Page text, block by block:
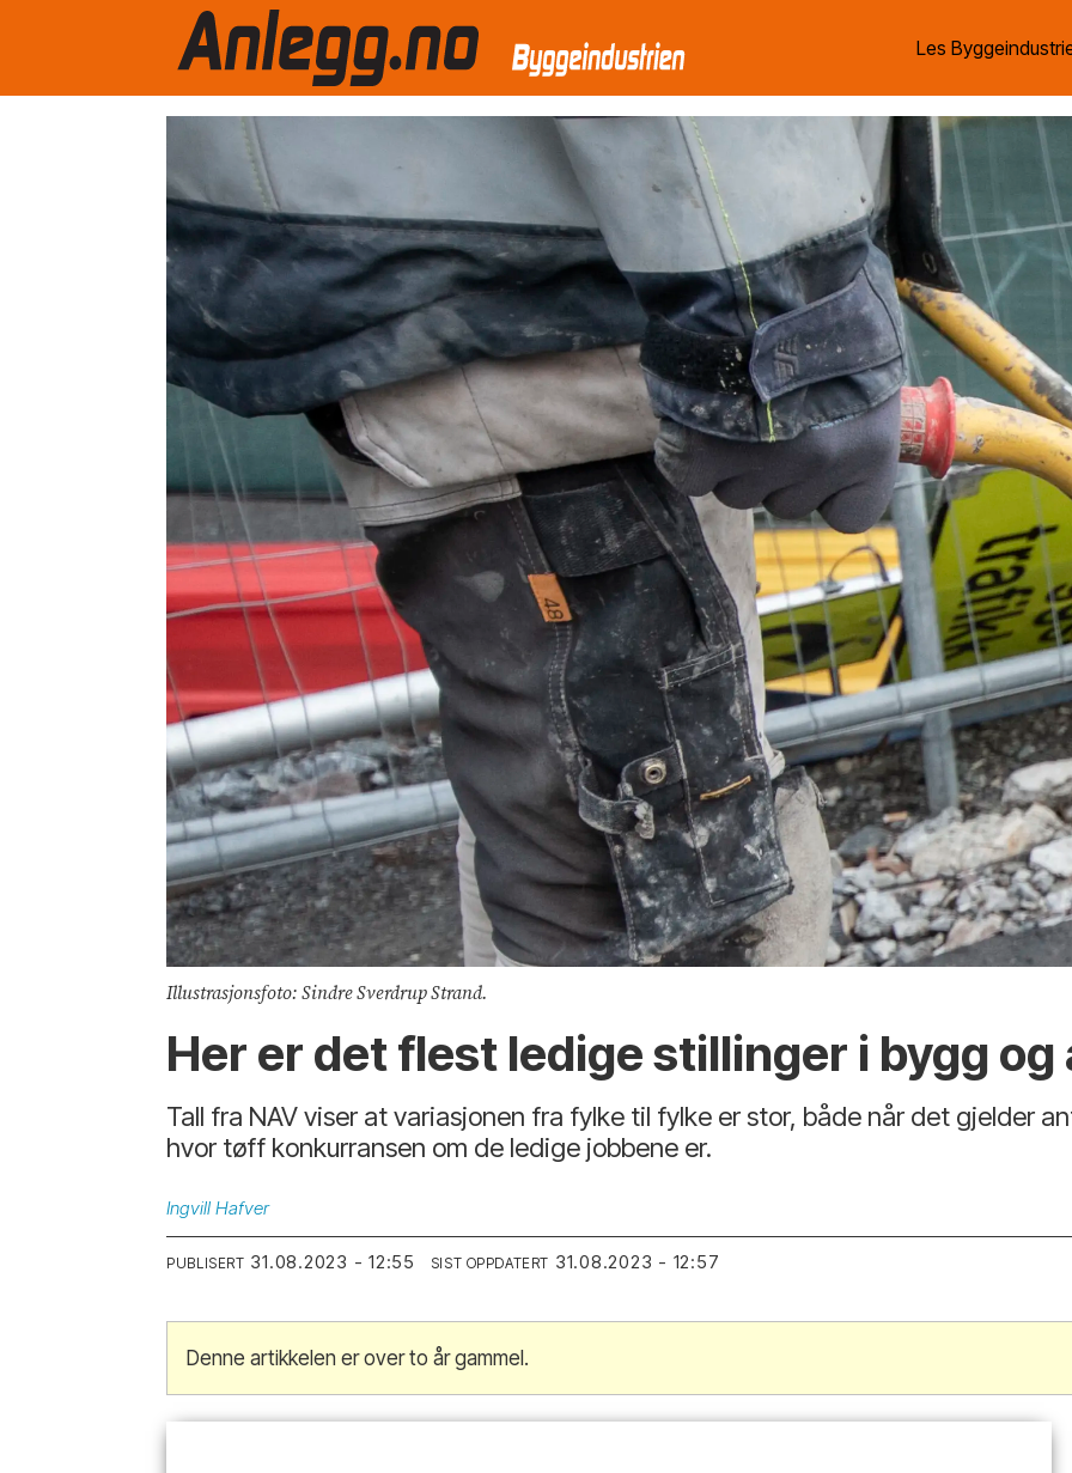
Les
Illustrasjonsfoto: Sindre Sverdrup Strand.
Her er det flest ledige stillinger i bygg og
Tall fra NAV viser at variasjonen fra fylke til fylke er stor, både når det gjelder
hvor tøff konkurransen om de ledige jobbene er.
Ingvill Hafver
PUBLISERT 31.08.2023 - 12:55 SIST OPPDATERT 31.08.2023 - 12:57
Denne artikkelen er over to år gammel.